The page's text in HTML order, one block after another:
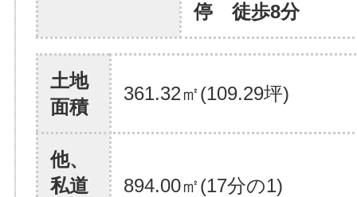
停 徒歩8分
土地
面積
361.32㎡(109.29坪)
他、
私道
894.00㎡(17分の1)